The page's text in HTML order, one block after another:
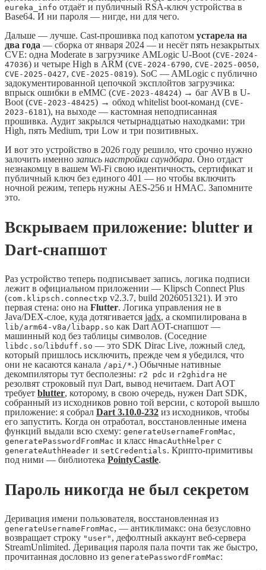
eureka_info отдаёт и публичный RSA-ключ устройства в
Base64. И ни пароля — нигде, ни для чего.
Дальше — лучше. Cast-прошивка под капотом устарела на
два года — сборка от января 2024 — и несёт пять незакрытых
CVE: одна Moderate в загрузчике AMLogic U-Boot (CVE-2024-
47036) и четыре High в ARM (CVE-2024-6790, CVE-2025-0050,
CVE-2025-0427, CVE-2025-0819). SoC — AMLogic с публично
задокументированной цепочкой эксплойтов загрузчика:
впрыск ошибки в eMMC (CVE-2023-48424) → баг AVB в U-
Boot (CVE-2023-48425) → обход whitelist boot-команд (CVE-
2023-6181), на выходе — кастомная неподписанная
прошивка. Аудит закрылся четырнадцатью находками: три
High, пять Medium, три Low и три позитивных.
И вот это устройство в 2026 году решило, что срочно нужно
залочить именно запись настройки саундбара. Оно отдаст
незнакомцу в вашем Wi-Fi свою идентичность, сертификат и
публичный ключ без единого 401 — но чтобы включить
ночной режим, теперь нужны AES-256 и HMAC. Запомните
это.
Вскрываем приложение: blutter и
Dart-снапшот
Раз устройство теперь подписывает запись, логика подписи
лежит в официальном приложении — Klipsch Connect Plus
(com.klipsch.connectxp v2.3.7, build 2026051321). И это
первая стена: оно на Flutter. Логика управления не в
Java/DEX-слое, куда дотягивается jadx, а скомпилирована в
lib/arm64-v8a/libapp.so как Dart AOT-снапшот —
машинный код без таблицы символов. (Соседние
libdc.so/ libduff.so — это SDK Dirac Live, ложный след,
который пришлось исключить, прежде чем я убедился, что
они не касаются канала /api/*.) Обычные нативные
декомпиляторы тут бесполезны: r2 pdc и r2ghidra не
резолвят строковый пул Dart, вывод нечитаем. Dart AOT
требует blutter, которому, в свою очередь, нужен Dart SDK,
собранный из исходников ровно той версии, с которой вышло
приложение: я собрал Dart 3.10.0-232 из исходников, чтобы
его запустить. Когда он отработал, восстановленные имена
функций выдали всю схему: generateUsernameFromMac,
generatePasswordFromMac и класс HmacAuthHelper с
generateAuthHeader и setCredentials. Крипто-примитивы
под ними — библиотека PointyCastle.
Пароль никогда не был секретом
Деривация имени пользователя, восстановленная из
generateUsernameFromMac, — антиклимакс: она безусловно
возвращает строку "user" , дефолтный аккаунт веб-сервера
StreamUnlimited. Деривация пароля пала почти так же быстро,
прочитанная дословно из generatePasswordFromMac: